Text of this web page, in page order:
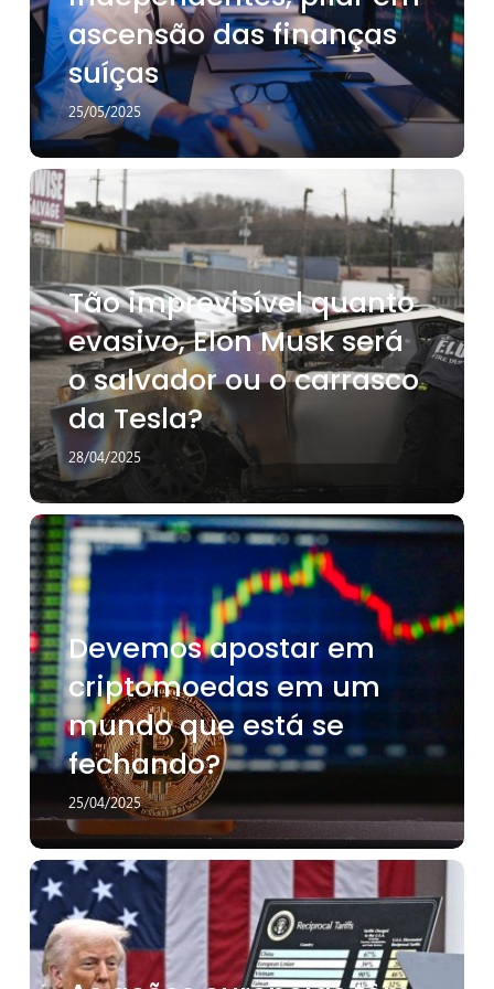
das
finanças
suíças
ascensão das finanças
suíças
25/05/2025
Tão
imprevisível
quanto
evasivo,
Elon
Musk
será
o
salvador
ou
carrasco
da
Tesla?
Tão imprevisível quanto
evasivo, Elon Musk será
o salvador ou o carrasco
da Tesla?
28/04/2025
Devemos
apostar
em
criptomoedas
em
um
mundo
que
está
se
fechando?
Devemos apostar em
criptomoedas em um
mundo que está se
fechando?
25/04/2025
As
ações
europeias
têm